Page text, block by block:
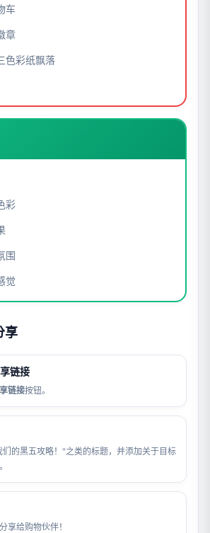
车
章
色彩纸飘落
彩
围
觉
享
链接
链接按钮。
的黑五攻略！"之类的标题，并添加关于目标
享给购物伙伴！